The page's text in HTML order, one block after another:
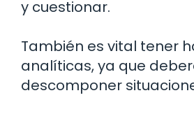
y cuestionar.
También es vital tener
analíticas, ya que
descomponer